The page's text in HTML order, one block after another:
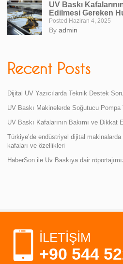
UV Baskı
Edilmesi Gereken
Posted Haziran 4, 2025
By admin
Recent Posts
Dijital UV Yazıcılarda Teknik Destek
UV Baskı Makinelerde Soğutucu
UV Baskı Kafalarının Bakımı ve
Türkiye’de endüstriyel dijital
kafaları ve özellikleri
HaberSon ile Uv Baskıya dair
İLETİŞİM
+90 544